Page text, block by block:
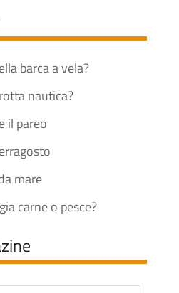
barca a vela?
nautica?
il pareo
mare
carne o pesce?